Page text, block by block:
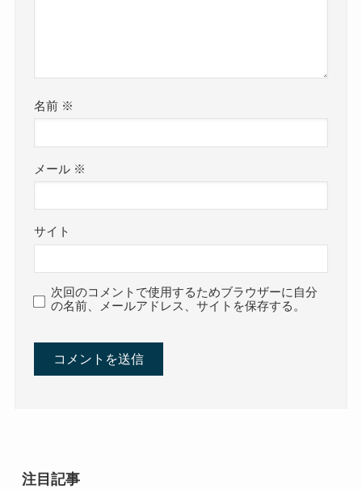
名前 ※
メール ※
サイト
次回のコメントで使用するためブラウザーに自分
の名前、メールアドレス、サイトを保存する。
注目記事